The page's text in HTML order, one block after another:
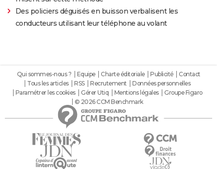
Des policiers déguisés en buisson verbalisent les
conducteurs utilisant leur téléphone au volant
Qui sommes-nous ? Equipe Charte éditoriale Publicité
Contact
Tous les articles
RSS Recrutement
Données personnelles
Paramétrer les cookies
Gérer Utiq Mentions légales
Groupe Figaro
© 2026 CCM Benchmark